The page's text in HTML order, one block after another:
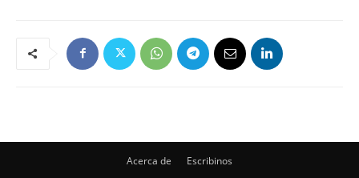
Acerca de Escribinos